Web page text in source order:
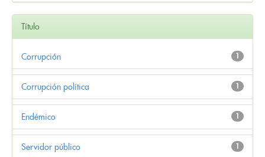
Título
1
Corrupción
1
Corrupción política
1
Endémico
1
Servidor público